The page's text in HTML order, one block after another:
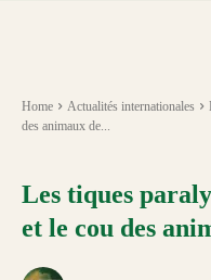
Home Actualités internationales
des animaux de...
Les tiques
et le cou des